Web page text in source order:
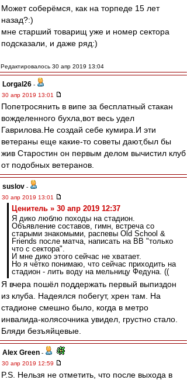
Может соберёмся, как на торпеде 15 лет
назад?:)
мне старший товарищ уже и номер сектора
подсказали, и даже ряд:)
Редактировалось 30 апр 2019 13:04
Lorgal26 -
30 апр 2019 13:01
Попетросянить в випе за бесплатный стакан
вожделенного бухла,вот весь удел
Гаврилова.Не создай себе кумира.И эти
ветераны еще какие-то советы дают,был бы
жив Старостин он первым делом вычистил клуб
от подобных ветеранов.
suslov -
30 апр 2019 13:01
Ценитель » 30 апр 2019 12:37
Я дико люблю походы на стадион.
Объявление составов, гимн, встреча со
старыми знакомыми, распевы Old School &
Friends после матча, написать на ВВ "только
что с сектора".
И мне дико этого сейчас не хватает.
Но я чётко понимаю, что сейчас приходить на
стадион - лить воду на мельницу Федуна. ((
Я вчера пошёл поддержать первый выпиздон
из клуба. Надеялся побегут, хрен там. На
стадионе смешно было, когда в метро
инвалида-колясочника увидел, грустно стало.
Бляди безъяйцевые.
Alex Green -
30 апр 2019 12:59
P.S. Нельзя не отметить, что после выхода в